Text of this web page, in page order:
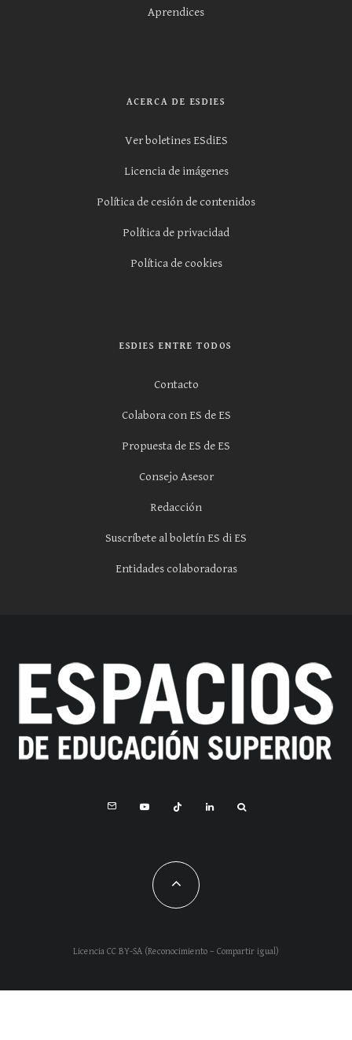
Aprendices
ACERCA DE ESDIES
Ver boletines ESdiES
Licencia de imágenes
Política de cesión de contenidos
Política de privacidad
Política de cookies
ESDIES ENTRE TODOS
Contacto
Colabora con ES de ES
Propuesta de ES de ES
Consejo Asesor
Redacción
Suscríbete al boletín ES di ES
Entidades colaboradoras
Licencia CC BY-SA (Reconocimiento – Compartir igual)